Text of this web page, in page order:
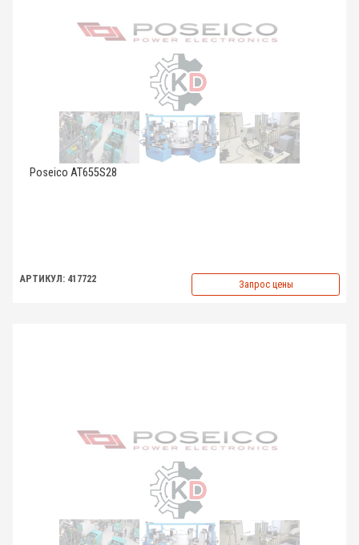
Poseico AT655S28
АРТИКУЛ: 417722 Запрос цены